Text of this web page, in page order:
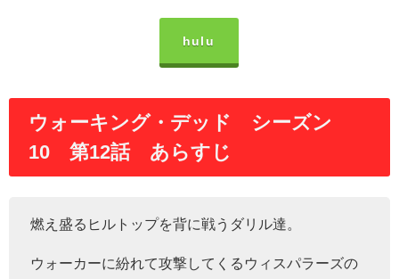
hulu
ウォーキング・デッド シーズン
10 第12話 あらすじ
燃え盛るヒルトップを背に戦うダリル達。
ウォーカーに紛れて攻撃してくるウィスパラーズの